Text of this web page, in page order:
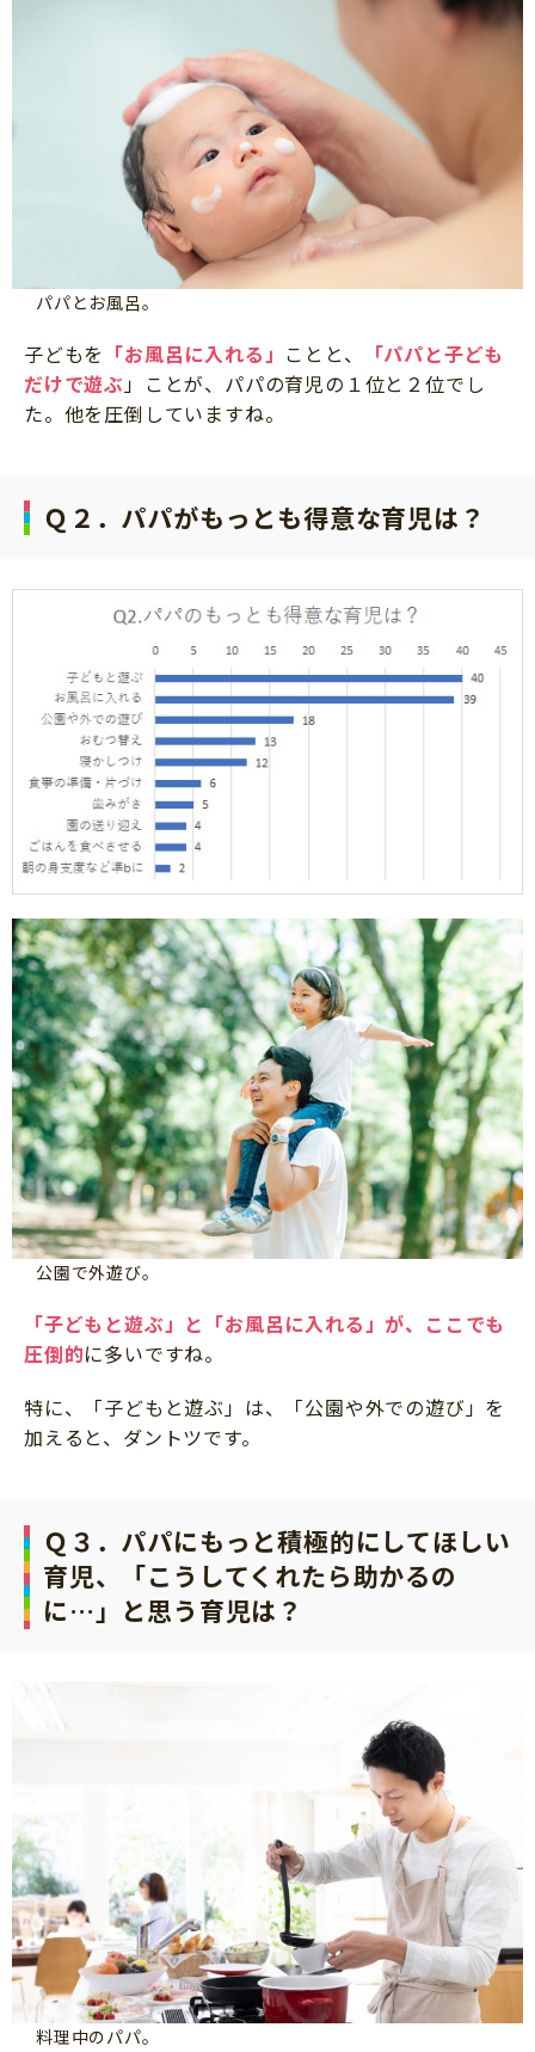
パパとお風呂。
子どもを 「お風呂に入れる」 ことと、
「パパと子ども
だけで遊ぶ」ことが、パパの育児の１位と２位でし
た。他を圧倒していますね。
Ｑ２．パパがもっとも得意な育児は？
公園で外遊び。
「子どもと遊ぶ」と「お風呂に入れる」が、ここでも
圧倒的に多いですね。
特に、「子どもと遊ぶ」は、「公園や外での遊び」を
加えると、ダントツです。
Ｑ３．パパにもっと積極的にしてほしい
育児、「こうしてくれたら助かるの
に…」と思う育児は？
料理中のパパ。